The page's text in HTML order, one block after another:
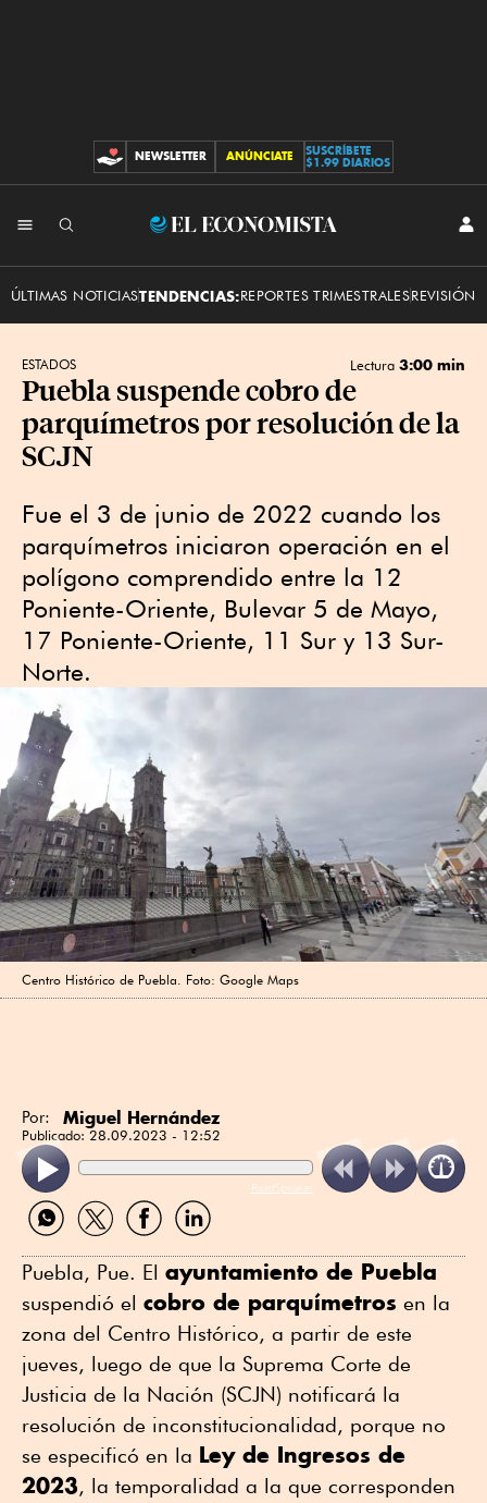
CONTRIBUCIONES
NEWSLETTER ANÚNCIATE
SUSCRÍBETE
$1.99 DIARIOS
El
ÚLTIMAS NOTICIASTENDENCIAS:REPORTES TRIMESTRALESREVISIÓN
ESTADOS Lectura 3:00 min
Puebla suspende cobro de
parquímetros por resolución de la
SCJN
Fue el 3 de junio de 2022 cuando los
parquímetros iniciaron operación en el
polígono comprendido entre la 12
Poniente-Oriente, Bulevar 5 de Mayo,
17 Poniente-Oriente, 11 Sur y 13 Sur-
Norte.
Centro Histórico de Puebla. Foto: Google Maps
Por: Miguel Hernández
Publicado: 28.09.2023 - 12:52
ReadSpeaker
Compartir
por
Compartir
por
Compartir
por
Compartir
por
Puebla, Pue. El ayuntamiento de Puebla
suspendió el cobro de parquímetros en la
zona del Centro Histórico, a partir de este
jueves, luego de que la Suprema Corte de
Justicia de la Nación (SCJN) notificará la
resolución de inconstitucionalidad, porque no
se especificó en la Ley de Ingresos de
2023, la temporalidad a la que corresponden